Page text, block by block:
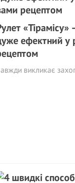
ефектний у
викликає